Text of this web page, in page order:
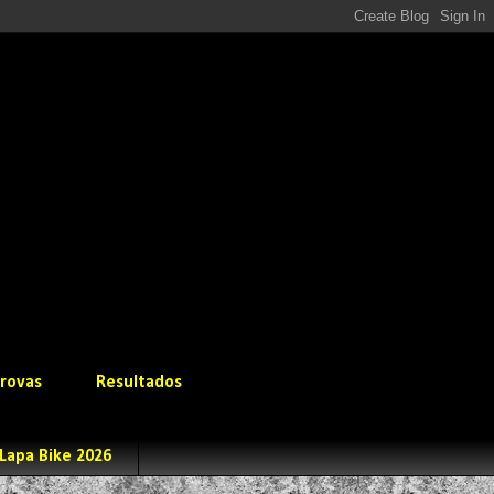
Resultados
Bike 2026